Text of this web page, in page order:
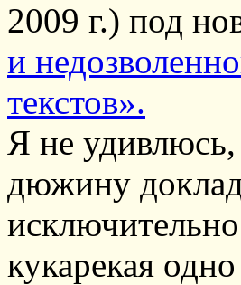
2009 г.) под
и
текстов».
Я не
дюжину
кукарекая